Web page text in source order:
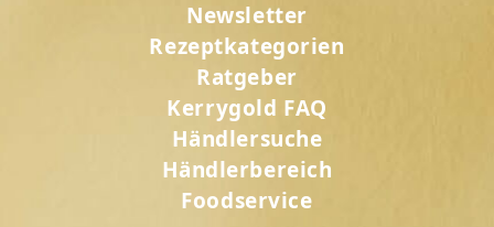
Newsletter
Rezeptkategorien
Ratgeber
Kerrygold FAQ
Händlersuche
Händlerbereich
Foodservice